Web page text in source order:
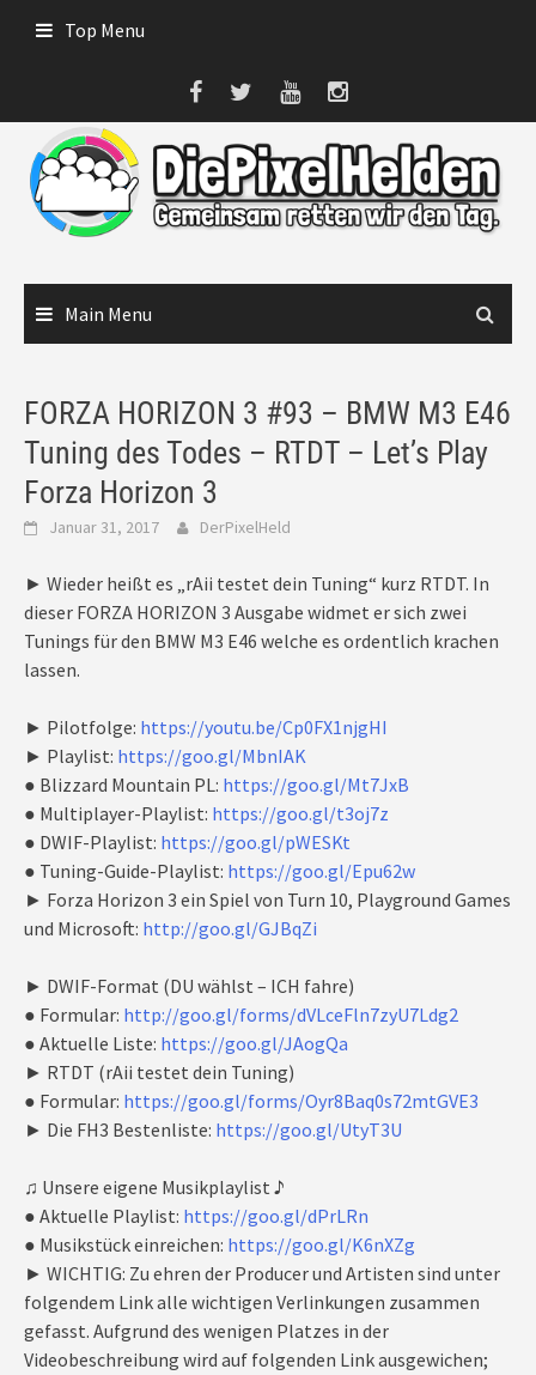
Top Menu
Main Menu
FORZA HORIZON 3 #93 – BMW M3 E46
Tuning des Todes – RTDT – Let’s Play
Forza Horizon 3
Januar 31, 2017 DerPixelHeld
► Wieder heißt es „rAii testet dein Tuning“ kurz RTDT. In
dieser FORZA HORIZON 3 Ausgabe widmet er sich zwei
Tunings für den BMW M3 E46 welche es ordentlich krachen
lassen.
► Pilotfolge: https://youtu.be/Cp0FX1njgHI
► Playlist: https://goo.gl/MbnIAK
● Blizzard Mountain PL: https://goo.gl/Mt7JxB
● Multiplayer-Playlist: https://goo.gl/t3oj7z
● DWIF-Playlist: https://goo.gl/pWESKt
● Tuning-Guide-Playlist: https://goo.gl/Epu62w
► Forza Horizon 3 ein Spiel von Turn 10, Playground Games
und Microsoft: http://goo.gl/GJBqZi
► DWIF-Format (DU wählst – ICH fahre)
● Formular: http://goo.gl/forms/dVLceFln7zyU7Ldg2
● Aktuelle Liste: https://goo.gl/JAogQa
► RTDT (rAii testet dein Tuning)
● Formular: https://goo.gl/forms/Oyr8Baq0s72mtGVE3
► Die FH3 Bestenliste: https://goo.gl/UtyT3U
♫ Unsere eigene Musikplaylist ♪
● Aktuelle Playlist: https://goo.gl/dPrLRn
● Musikstück einreichen: https://goo.gl/K6nXZg
► WICHTIG: Zu ehren der Producer und Artisten sind unter
folgendem Link alle wichtigen Verlinkungen zusammen
gefasst. Aufgrund des wenigen Platzes in der
Videobeschreibung wird auf folgenden Link ausgewichen;